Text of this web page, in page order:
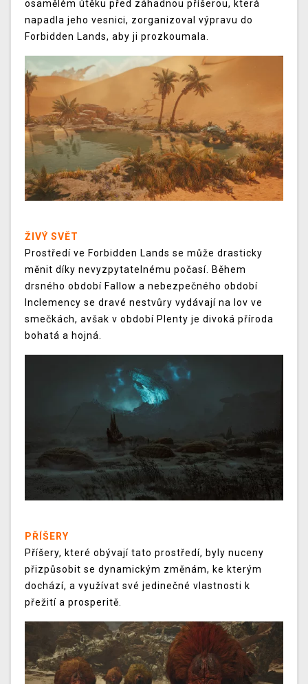
osamělém útěku před záhadnou příšerou, která
napadla jeho vesnici, zorganizoval výpravu do
Forbidden Lands, aby ji prozkoumala.
ŽIVÝ SVĚT
Prostředí ve Forbidden Lands se může drasticky
měnit díky nevyzpytatelnému počasí. Během
drsného období Fallow a nebezpečného období
Inclemency se dravé nestvůry vydávají na lov ve
smečkách, avšak v období Plenty je divoká příroda
bohatá a hojná.
PŘÍŠERY
Příšery, které obývají tato prostředí, byly nuceny
přizpůsobit se dynamickým změnám, ke kterým
dochází, a využívat své jedinečné vlastnosti k
přežití a prosperitě.